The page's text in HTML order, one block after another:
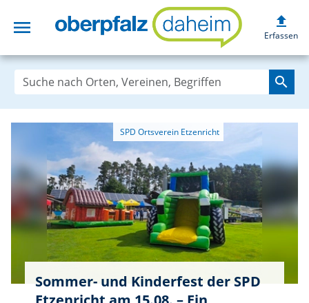
menu upload
Erfassen
search
SPD Ortsverein Etzenricht
Sommer- und Kinderfest der SPD